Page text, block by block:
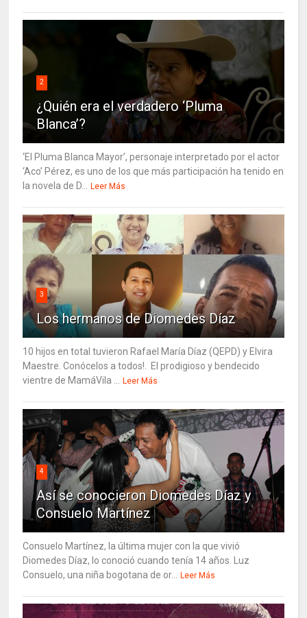
2
¿Quién era el verdadero ‘Pluma
Blanca’?
‘El Pluma Blanca Mayor’, personaje interpretado por el actor
‘Aco’ Pérez, es uno de los que más participación ha tenido en
la novela de D...
Leer Más
3
Los hermanos de Diomedes Díaz
10 hijos en total tuvieron Rafael María Díaz (QEPD) y Elvira
Maestre. Conócelos a todos!. El prodigioso y bendecido
vientre de MamáVila ...
Leer Más
4
Así se conocieron Diomedes Díaz y
Consuelo Martínez
Consuelo Martínez, la última mujer con la que vivió
Diomedes Díaz, lo conoció cuando tenía 14 años. Luz
Consuelo, una niña bogotana de or...
Leer Más